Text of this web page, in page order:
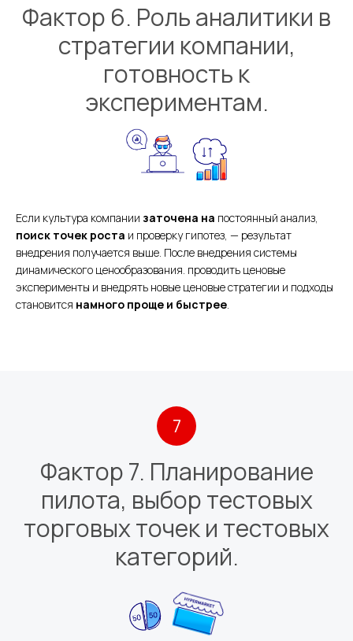
Фактор 6. Роль аналитики в
стратегии компании,
готовность к
экспериментам.
Если культура компании заточена на постоянный анализ,
поиск точек роста и проверку гипотез, — результат
внедрения получается выше. После внедрения системы
динамического ценообразования. проводить ценовые
эксперименты и внедрять новые ценовые стратегии и подходы
становится намного проще и быстрее.
7
Фактор 7. Планирование
пилота, выбор тестовых
торговых точек и тестовых
категорий.